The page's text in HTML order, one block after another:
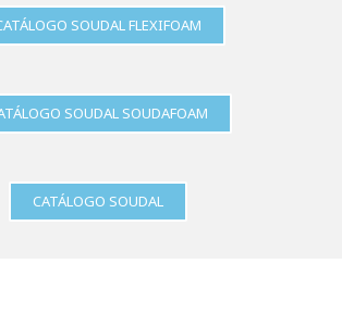
SOUDAL FLEXIFOAM
SOUDAL SOUDAFOAM
CATÁLOGO SOUDAL